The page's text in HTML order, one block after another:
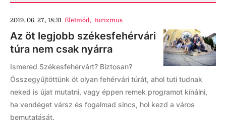
2019. 06. 27., 18:31 Életmód, turizmus
Az öt legjobb székesfehérvári
túra nem csak nyárra
Ismered Székesfehérvárt? Biztosan?
Összegyűjtöttünk öt olyan fehérvári túrát, ahol tuti tudnak
neked is újat mutatni, vagy éppen remek programot kínálni,
ha vendéget vársz és fogalmad sincs, hol kezd a város
bemutatását.